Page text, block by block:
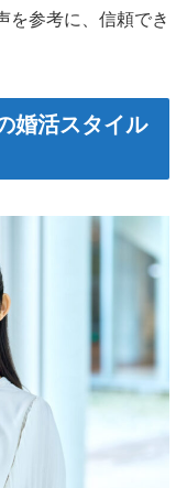
を参考に、信頼でき
婚活スタイル